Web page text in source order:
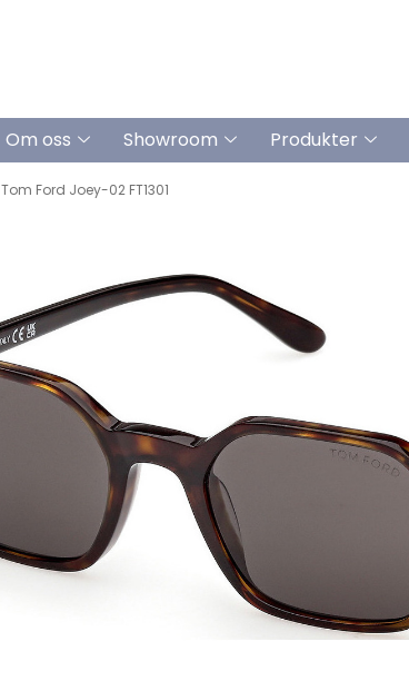
Om oss Showroom Produkter
Tom Ford Joey-02 FT1301